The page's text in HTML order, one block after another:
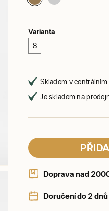
Varianta
8
Skladem v
Je skladem na
Doprava nad
Doručení do 2 dnů